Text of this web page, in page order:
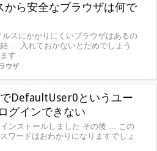
から安全なブラウザは何で
スにかかりにくいブラウザはあるの
... 入れておかないとだめでしょう
す
ウザ
DefaultUser0というユー
グインできない
ンストールしました その後 ... この
ワードはおわかりになりますでしょ